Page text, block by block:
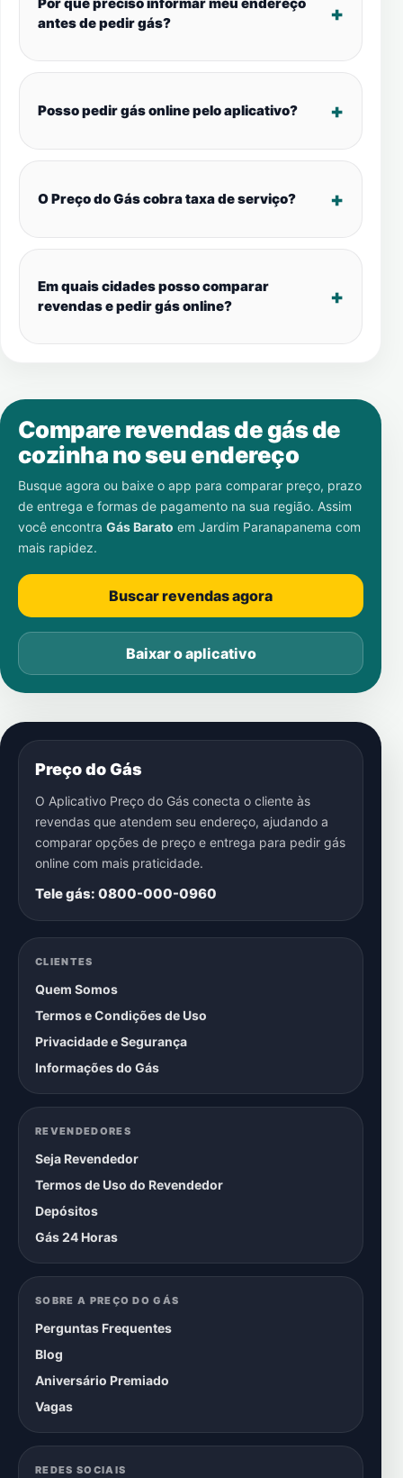
antes de pedir gás?
Posso pedir gás online pelo aplicativo?
O Preço do Gás cobra taxa de serviço?
Em quais cidades posso comparar
revendas e pedir gás online?
Compare revendas de gás de
cozinha no seu endereço
Busque agora ou baixe o app para comparar preço, prazo
de entrega e formas de pagamento na sua região. Assim
você encontra Gás Barato em Jardim Paranapanema com
mais rapidez.
Buscar revendas agora
Baixar o aplicativo
Preço do Gás
O Aplicativo Preço do Gás conecta o cliente às
revendas que atendem seu endereço, ajudando a
comparar opções de preço e entrega para pedir gás
online com mais praticidade.
Tele gás: 0800-000-0960
CLIENTES
Quem Somos
Termos e Condições de Uso
Privacidade e Segurança
Informações do Gás
REVENDEDORES
Seja Revendedor
Termos de Uso do Revendedor
Depósitos
Gás 24 Horas
SOBRE A PREÇO DO GÁS
Perguntas Frequentes
Blog
Aniversário Premiado
Vagas
REDES SOCIAIS